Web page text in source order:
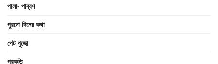
পালা- পাব্বণ
পুরনো দিনের কথা
পেট পুজো
প্রকৃতি